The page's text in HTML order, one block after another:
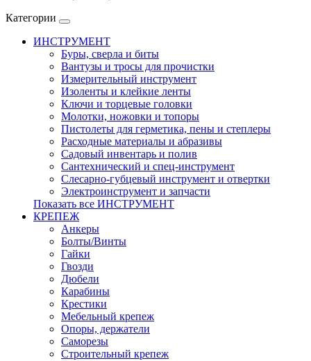
Категории
ИНСТРУМЕНТ
Буры, сверла и биты
Вантузы и тросы для прочистки
Измерительный инструмент
Изоленты и клейкие ленты
Ключи и торцевые головки
Молотки, ножовки и топоры
Пистолеты для герметика, пены и степлеры
Расходные материалы и абразивы
Садовый инвентарь и полив
Сантехнический и спец-инструмент
Слесарно-губцевый инструмент и отвертки
Электроинструмент и запчасти
Показать все ИНСТРУМЕНТ
КРЕПЕЖ
Анкеры
Болты/Винты
Гайки
Гвозди
Дюбели
Карабины
Крестики
Мебельный крепеж
Опоры, держатели
Саморезы
Строительный крепеж